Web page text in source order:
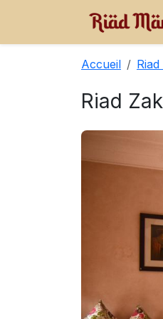
Accueil
Riad